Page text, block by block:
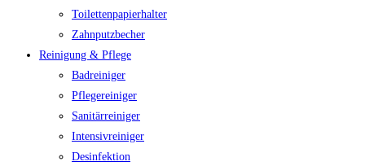
Toilettenpapierhalter
Zahnputzbecher
Reinigung & Pflege
Badreiniger
Pflegereiniger
Sanitärreiniger
Intensivreiniger
Desinfektion